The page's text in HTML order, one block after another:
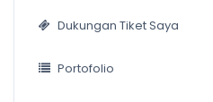
Dukungan Tiket Saya
Portofolio